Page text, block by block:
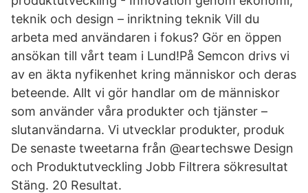
teknik och design – inriktning teknik Vill du
arbeta med användaren i fokus? Gör en öppen
ansökan till vårt team i Lund!På Semcon drivs vi
av en äkta nyfikenhet kring människor och deras
beteende. Allt vi gör handlar om de människor
som använder våra produkter och tjänster –
slutanvändarna. Vi utvecklar produkter, produk
De senaste tweetarna från @eartechswe Design
och Produktutveckling Jobb Filtrera sökresultat
Stäng. 20 Resultat.